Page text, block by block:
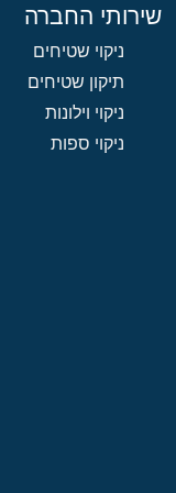
שירותי החברה
ניקוי שטיחים
תיקון שטיחים
ניקוי וילונות
ניקוי ספות